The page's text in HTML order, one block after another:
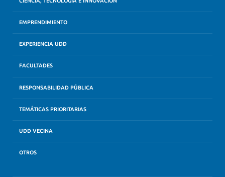
EMPRENDIMIENTO
EXPERIENCIA UDD
FACULTADES
RESPONSABILIDAD PÚBLICA
TEMÁTICAS PRIORITARIAS
UDD VECINA
OTROS